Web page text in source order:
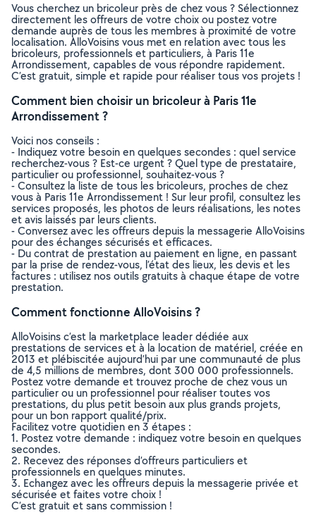
Vous cherchez un bricoleur près de chez vous ? Sélectionnez
directement les offreurs de votre choix ou postez votre
demande auprès de tous les membres à proximité de votre
localisation. AlloVoisins vous met en relation avec tous les
bricoleurs, professionnels et particuliers, à Paris 11e
Arrondissement, capables de vous répondre rapidement.
C’est gratuit, simple et rapide pour réaliser tous vos projets !
Comment bien choisir un bricoleur à Paris 11e
Arrondissement ?
Voici nos conseils :
- Indiquez votre besoin en quelques secondes : quel service
recherchez-vous ? Est-ce urgent ? Quel type de prestataire,
particulier ou professionnel, souhaitez-vous ?
- Consultez la liste de tous les bricoleurs, proches de chez
vous à Paris 11e Arrondissement ! Sur leur profil, consultez les
services proposés, les photos de leurs réalisations, les notes
et avis laissés par leurs clients.
- Conversez avec les offreurs depuis la messagerie AlloVoisins
pour des échanges sécurisés et efficaces.
- Du contrat de prestation au paiement en ligne, en passant
par la prise de rendez-vous, l’état des lieux, les devis et les
factures : utilisez nos outils gratuits à chaque étape de votre
prestation.
Comment fonctionne AlloVoisins ?
AlloVoisins c’est la marketplace leader dédiée aux
prestations de services et à la location de matériel, créée en
2013 et plébiscitée aujourd’hui par une communauté de plus
de 4,5 millions de membres, dont 300 000 professionnels.
Postez votre demande et trouvez proche de chez vous un
particulier ou un professionnel pour réaliser toutes vos
prestations, du plus petit besoin aux plus grands projets,
pour un bon rapport qualité/prix.
Facilitez votre quotidien en 3 étapes :
1. Postez votre demande : indiquez votre besoin en quelques
secondes.
2. Recevez des réponses d’offreurs particuliers et
professionnels en quelques minutes.
3. Echangez avec les offreurs depuis la messagerie privée et
sécurisée et faites votre choix !
C’est gratuit et sans commission !